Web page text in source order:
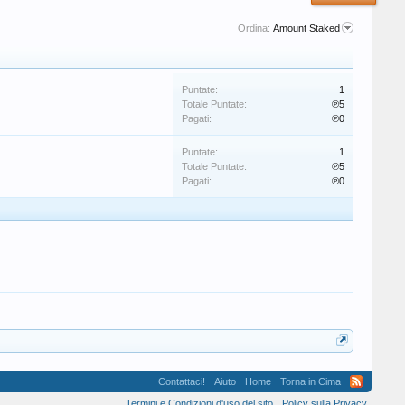
Ordina: Amount Staked
Puntate:
1
Totale Puntate:
℗5
Pagati:
℗0
Puntate:
1
Totale Puntate:
℗5
Pagati:
℗0
Contattaci! Aiuto Home
Torna in Cima